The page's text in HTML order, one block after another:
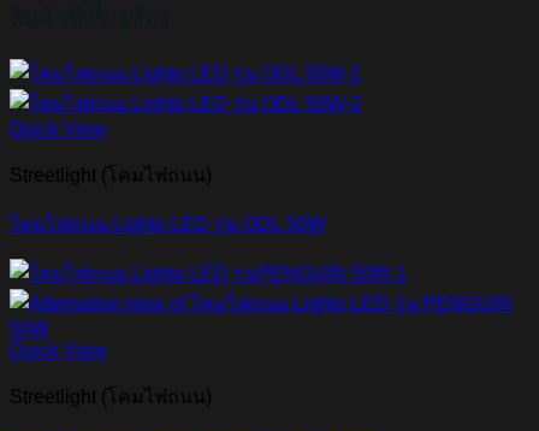
Quick View
Streetlight (โคมไฟถนน)
โคมไฟถนน Lighto LED รุ่น ODL 50W
Quick View
Streetlight (โคมไฟถนน)